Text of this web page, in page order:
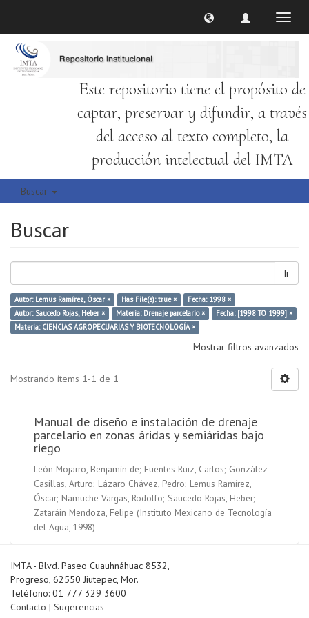
Este repositorio tiene el propósito de
captar, preservar y difundir, a través
del acceso al texto completo, la
producción intelectual del IMTA
Buscar
Buscar
Ir
Autor: Lemus Ramírez, Óscar × Has File(s): true ×
Fecha: 1998 ×
Autor: Saucedo Rojas, Heber ×
Materia: Drenaje parcelario ×
Fecha: [1998 TO 1999] ×
Materia: CIENCIAS AGROPECUARIAS Y BIOTECNOLOGÍA ×
Mostrar filtros avanzados
Mostrando ítems 1-1 de 1
Manual de diseño e instalación de drenaje
parcelario en zonas áridas y semiáridas bajo
riego
León Mojarro, Benjamín de; Fuentes Ruiz, Carlos; González
Casillas, Arturo; Lázaro Chávez, Pedro; Lemus Ramírez,
Óscar; Namuche Vargas, Rodolfo; Saucedo Rojas, Heber;
Zataráin Mendoza, Felipe (Instituto Mexicano de Tecnología
del Agua, 1998)
IMTA - Blvd. Paseo Cuauhnáhuac 8532,
Progreso, 62550 Jiutepec, Mor.
Teléfono: 01 777 329 3600
Contacto | Sugerencias